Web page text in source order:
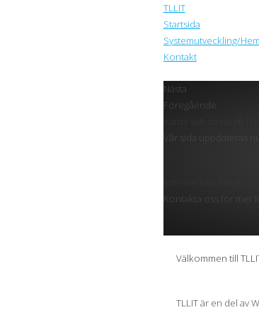
TLLIT
Startsida
Systemutveckling/
Kontakt
Nästa
Föregående
Vår sida uppdateras
Kontakta oss för mer
Välkommen till
TLLIT är en del av